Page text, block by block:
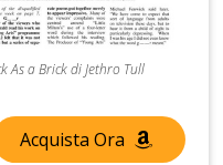
As a Brick di Jethro Tull
Acquista Ora